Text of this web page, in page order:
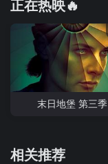
正在热映🔥
末日地堡 第三季
相关推荐